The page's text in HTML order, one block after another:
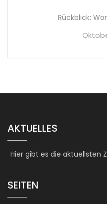
Rückblick:
AKTUELLES
Hier gibt es die aktuellsten
SEITEN